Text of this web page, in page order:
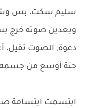
سليم سكت، بس وشه
وبعدين صوته خرج
دعوة, الصوت تقيل،
حتة أوسع من
ابتسمت ابتسامة